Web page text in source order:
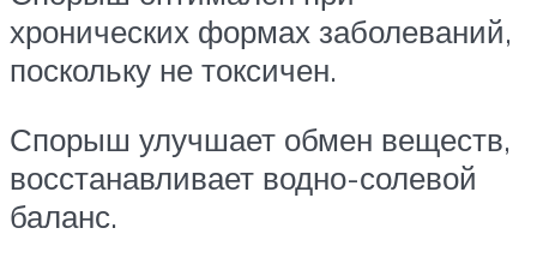
хронических формах заболеваний,
поскольку не токсичен.
Спорыш улучшает обмен веществ,
восстанавливает водно-солевой
баланс.